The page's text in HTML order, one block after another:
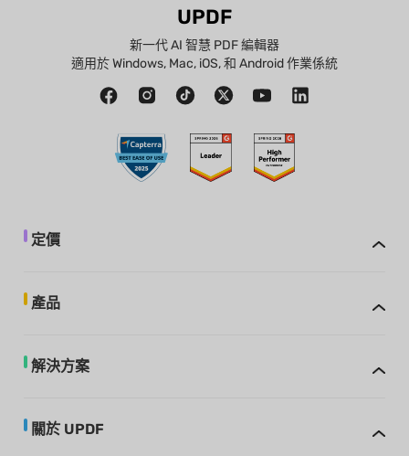
UPDF
新一代 AI 智慧 PDF 編輯器
適用於 Windows, Mac, iOS, 和 Android 作業係統
定價
產品
解決方案
關於 UPDF